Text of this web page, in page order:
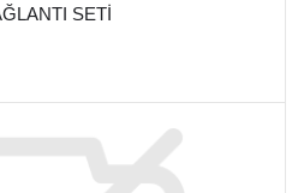
SETİ